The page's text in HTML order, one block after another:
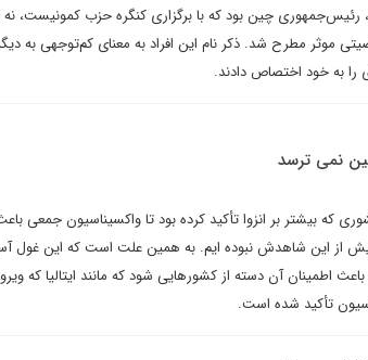
رئیس‌جمهوری چین بود که با برگزاری کنگره حزب کمونیست،
موثر مطرح شد. ذکر نام این افراد به معنای کم‌توجهی به
به خود اختصاص دادند.
چین نمی ترسد
که بیشتر بر انزوا تأکید کرده بود تا واکسیناسیون جمعی
از این شاهدش نبوده ایم. به همین علت است که این غول
اطمینان آن دسته از کشورهایی شود که مانند ایتالیا که
تأکید شده است.